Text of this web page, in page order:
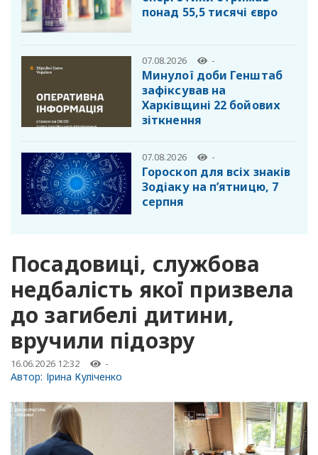
понад 55,5 тисячі євро
07.08.2026 -
Минулої доби Генштаб
зафіксував на
Харківщині 22 бойових
зіткнення
07.08.2026 -
Гороскоп для всіх знаків
Зодіаку на п’ятницю, 7
серпня
Посадовиці, службова
недбалість якої призвела
до загибелі дитини,
вручили підозру
16.06.2026 12:32 -
Автор: Ірина Куліченко